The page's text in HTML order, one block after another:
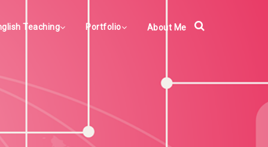
Teaching Portfolio About Me